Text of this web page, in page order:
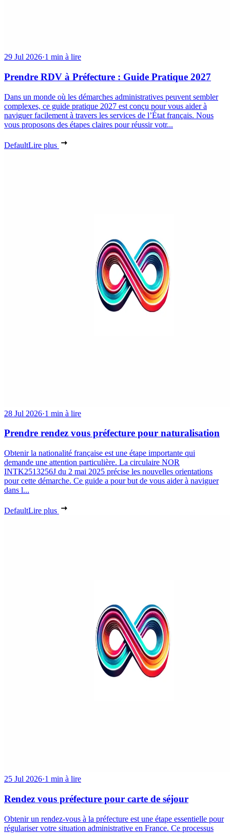
29 Jul 2026·1 min à lire
Prendre RDV à Préfecture : Guide Pratique 2027
Dans un monde où les démarches administratives peuvent sembler
complexes, ce guide pratique 2027 est conçu pour vous aider à
naviguer facilement à travers les services de l’État français. Nous
vous proposons des étapes claires pour réussir votr...
DefaultLire plus
28 Jul 2026·1 min à lire
Prendre rendez vous préfecture pour naturalisation
Obtenir la nationalité française est une étape importante qui
demande une attention particulière. La circulaire NOR
INTK2513256J du 2 mai 2025 précise les nouvelles orientations
pour cette démarche. Ce guide a pour but de vous aider à naviguer
dans l...
DefaultLire plus
25 Jul 2026·1 min à lire
Rendez vous préfecture pour carte de séjour
Obtenir un rendez-vous à la préfecture est une étape essentielle pour
régulariser votre situation administrative en France. Ce processus